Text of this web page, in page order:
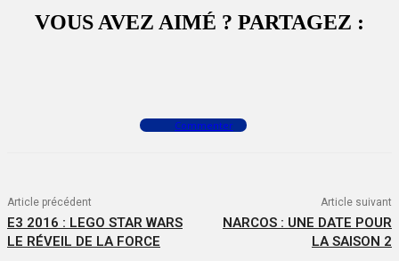
VOUS AVEZ AIMÉ ? PARTAGEZ :
Commenter
Article précédent
E3 2016 : LEGO STAR WARS
LE RÉVEIL DE LA FORCE
Article suivant
NARCOS : UNE DATE POUR
LA SAISON 2